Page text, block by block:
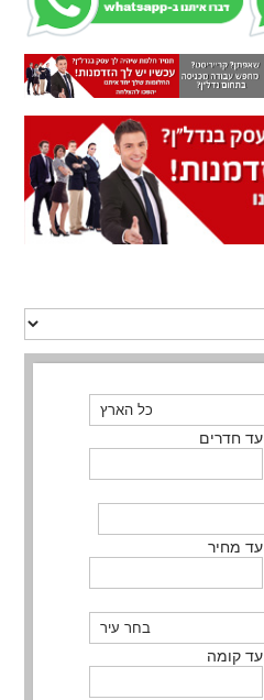
עד חדרים
עד מחיר
עד קומה